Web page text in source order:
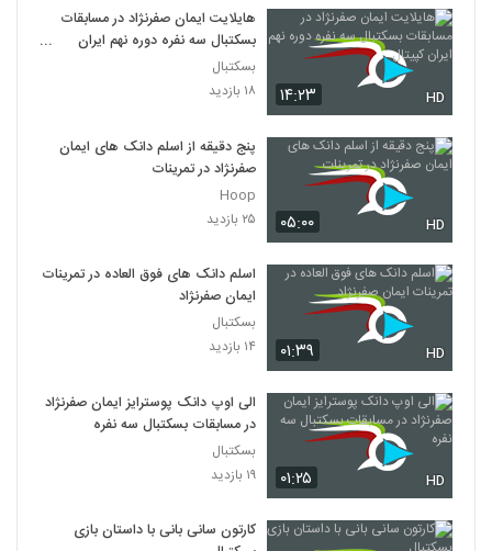
۱۴:۲۳ HD
هایلایت ایمان صفرنژاد در مسابقات
بسکتبال سه نفره دوره نهم ایران
کپیتال
بسکتبال
۱۸ بازدید
۰۵:۰۰ HD
پنج دقیقه از اسلم دانک های ایمان
صفرنژاد در تمرینات
Hoop
۲۵ بازدید
۰۱:۳۹ HD
اسلم دانک های فوق العاده در تمرینات
ایمان صفرنژاد
بسکتبال
۱۴ بازدید
۰۱:۲۵ HD
الی اوپ دانک پوسترایز ایمان صفرنژاد
در مسابقات بسکتبال سه نفره
بسکتبال
۱۹ بازدید
کارتون سانی بانی با داستان بازی